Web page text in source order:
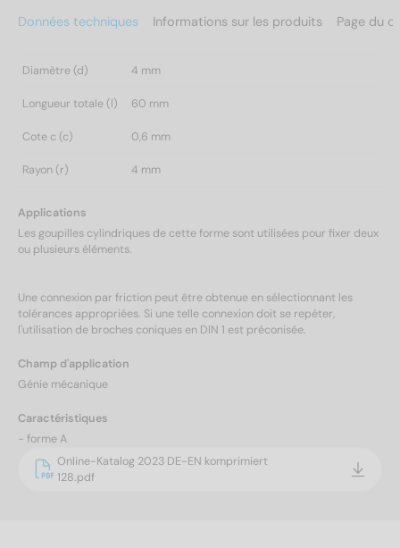
Données techniques Informations sur les produits Page du
Diamètre (d) 4 mm
Longueur totale (l) 60 mm
Cote c (c) 0,6 mm
Rayon (r) 4 mm
Applications
Les goupilles cylindriques de cette forme sont utilisées pour fixer deux
ou plusieurs éléments.
Une connexion par friction peut être obtenue en sélectionnant les
tolérances appropriées. Si une telle connexion doit se repéter,
l'utilisation de broches coniques en DIN 1 est préconisée.
Champ d'application
Génie mécanique
Caractéristiques
- forme A
Online-Katalog 2023 DE-EN komprimiert
128.pdf